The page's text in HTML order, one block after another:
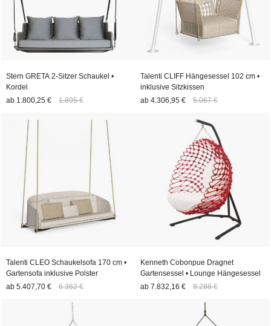
Stern GRETA 2-Sitzer Schaukel •
Kordel
ab 1.800,25 € 1.895 €
Talenti CLIFF Hängesessel 102 cm •
inklusive Sitzkissen
ab 4.306,95 € 5.067 €
Talenti CLEO Schaukelsofa 170 cm •
Gartensofa inklusive Polster
ab 5.407,70 € 6.362 €
Kenneth Cobonpue Dragnet
Gartensessel • Lounge Hängesessel
ab 7.832,16 € 8.288 €